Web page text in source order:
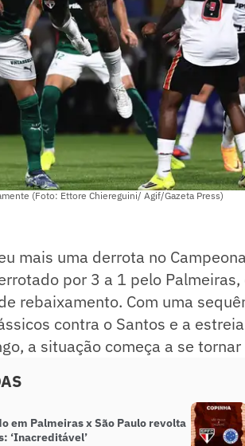
(Foto: Ettore Chiereguini/ Agif/Gazeta Press)
mais uma derrota no
por 3 a 1 pelo
rebaixamento. Com uma
contra o Santos e a
a situação começa a se
em Palmeiras x São Paulo revolta
‘Inacreditável’